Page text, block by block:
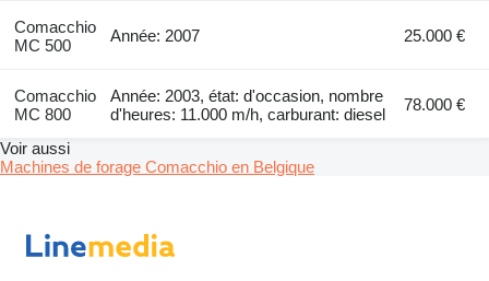
Comacchio
MC 500
Année: 2007 25.000 €
Comacchio
MC 800
Année: 2003, état: d'occasion, nombre
d'heures: 11.000 m/h, carburant: diesel
78.000 €
Voir aussi
Machines de forage Comacchio en Belgique